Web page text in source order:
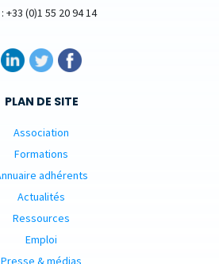
+33 (0)1 55 20 94 14
PLAN DE SITE
Association
Formations
adhérents
Actualités
Ressources
Emploi
Presse & médias